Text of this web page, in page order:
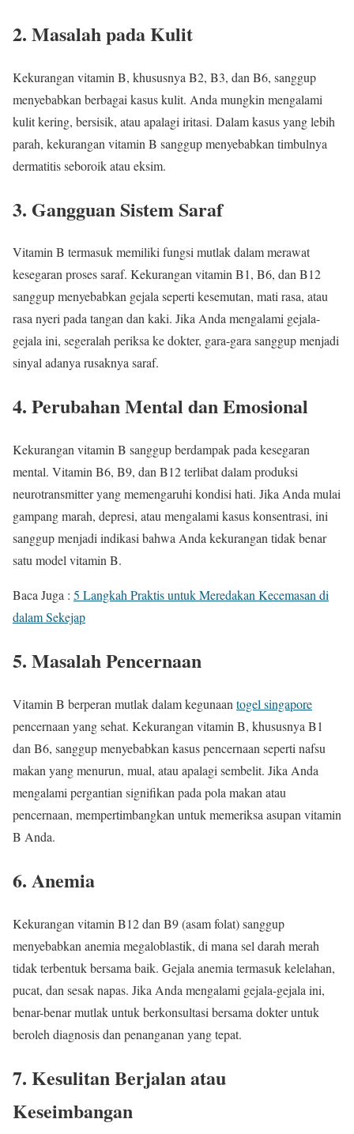
2. Masalah pada Kulit
Kekurangan vitamin B, khususnya B2, B3, dan B6, sanggup
menyebabkan berbagai kasus kulit. Anda mungkin mengalami
kulit kering, bersisik, atau apalagi iritasi. Dalam kasus yang lebih
parah, kekurangan vitamin B sanggup menyebabkan timbulnya
dermatitis seboroik atau eksim.
3. Gangguan Sistem Saraf
Vitamin B termasuk memiliki fungsi mutlak dalam merawat
kesegaran proses saraf. Kekurangan vitamin B1, B6, dan B12
sanggup menyebabkan gejala seperti kesemutan, mati rasa, atau
rasa nyeri pada tangan dan kaki. Jika Anda mengalami gejala-
gejala ini, segeralah periksa ke dokter, gara-gara sanggup menjadi
sinyal adanya rusaknya saraf.
4. Perubahan Mental dan Emosional
Kekurangan vitamin B sanggup berdampak pada kesegaran
mental. Vitamin B6, B9, dan B12 terlibat dalam produksi
neurotransmitter yang memengaruhi kondisi hati. Jika Anda mulai
gampang marah, depresi, atau mengalami kasus konsentrasi, ini
sanggup menjadi indikasi bahwa Anda kekurangan tidak benar
satu model vitamin B.
Baca Juga : 5 Langkah Praktis untuk Meredakan Kecemasan di
dalam Sekejap
5. Masalah Pencernaan
Vitamin B berperan mutlak dalam kegunaan togel singapore
pencernaan yang sehat. Kekurangan vitamin B, khususnya B1
dan B6, sanggup menyebabkan kasus pencernaan seperti nafsu
makan yang menurun, mual, atau apalagi sembelit. Jika Anda
mengalami pergantian signifikan pada pola makan atau
pencernaan, mempertimbangkan untuk memeriksa asupan vitamin
B Anda.
6. Anemia
Kekurangan vitamin B12 dan B9 (asam folat) sanggup
menyebabkan anemia megaloblastik, di mana sel darah merah
tidak terbentuk bersama baik. Gejala anemia termasuk kelelahan,
pucat, dan sesak napas. Jika Anda mengalami gejala-gejala ini,
benar-benar mutlak untuk berkonsultasi bersama dokter untuk
beroleh diagnosis dan penanganan yang tepat.
7. Kesulitan Berjalan atau
Keseimbangan